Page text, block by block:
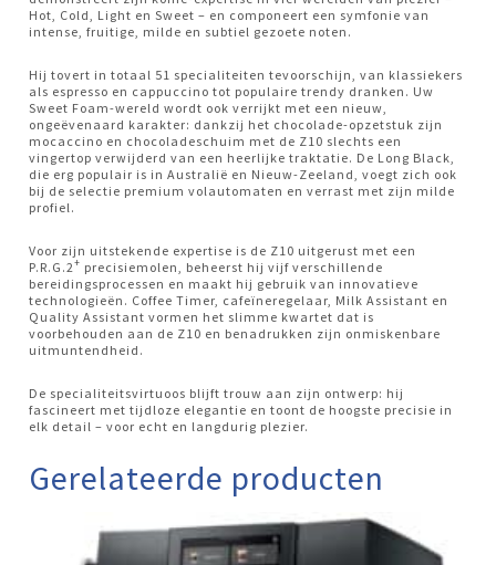
Hot, Cold, Light en Sweet – en componeert een symfonie van
intense, fruitige, milde en subtiel gezoete noten.
Hij tovert in totaal 51 specialiteiten tevoorschijn, van klassiekers
als espresso en cappuccino tot populaire trendy dranken. Uw
Sweet Foam-wereld wordt ook verrijkt met een nieuw,
ongeëvenaard karakter: dankzij het chocolade-opzetstuk zijn
mocaccino en chocoladeschuim met de Z10 slechts een
vingertop verwijderd van een heerlijke traktatie. De Long Black,
die erg populair is in Australië en Nieuw-Zeeland, voegt zich ook
bij de selectie premium volautomaten en verrast met zijn milde
profiel.
Voor zijn uitstekende expertise is de Z10 uitgerust met een
P.R.G.2+ precisiemolen, beheerst hij vijf verschillende
bereidingsprocessen en maakt hij gebruik van innovatieve
technologieën. Coffee Timer, cafeïneregelaar, Milk Assistant en
Quality Assistant vormen het slimme kwartet dat is
voorbehouden aan de Z10 en benadrukken zijn onmiskenbare
uitmuntendheid.
De specialiteitsvirtuoos blijft trouw aan zijn ontwerp: hij
fascineert met tijdloze elegantie en toont de hoogste precisie in
elk detail – voor echt en langdurig plezier.
Gerelateerde producten